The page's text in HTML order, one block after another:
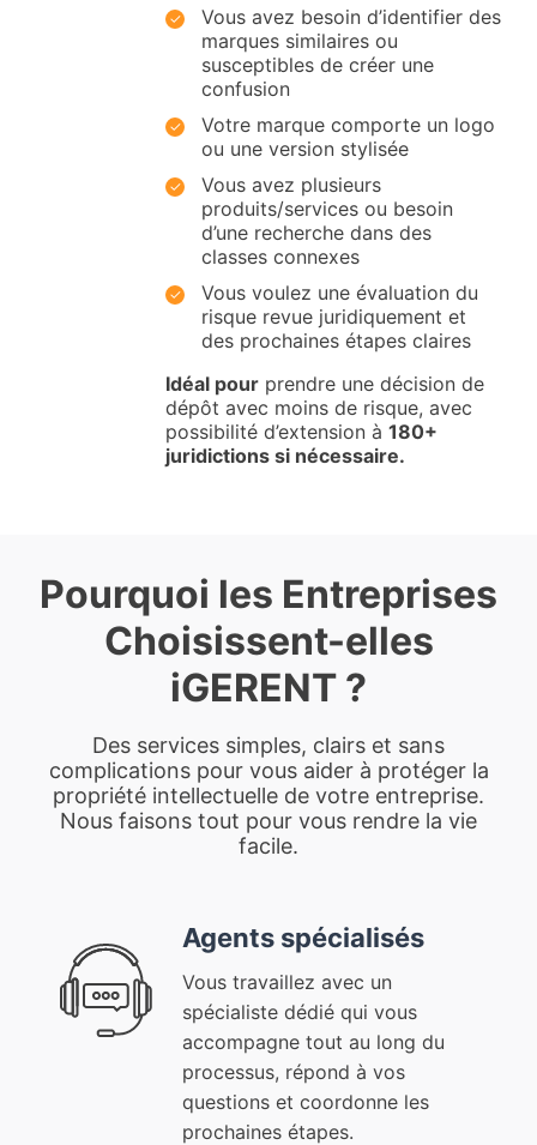
Vous avez besoin d’identifier des
marques similaires ou
susceptibles de créer une
confusion
Votre marque comporte un logo
ou une version stylisée
Vous avez plusieurs
produits/services ou besoin
d’une recherche dans des
classes connexes
Vous voulez une évaluation du
risque revue juridiquement et
des prochaines étapes claires
Idéal pour prendre une décision de
dépôt avec moins de risque, avec
possibilité d’extension à 180+
juridictions si nécessaire.
Pourquoi les Entreprises
Choisissent-elles
iGERENT ?
Des services simples, clairs et sans
complications pour vous aider à protéger la
propriété intellectuelle de votre entreprise.
Nous faisons tout pour vous rendre la vie
facile.
Agents spécialisés
Vous travaillez avec un
spécialiste dédié qui vous
accompagne tout au long du
processus, répond à vos
questions et coordonne les
prochaines étapes.